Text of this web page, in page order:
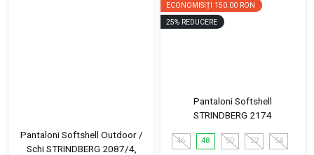
Pantaloni Softshell Outdoor /
Schi STRINDBERG 2087/4,
ECONOMISIȚI 150.00 RON
25% REDUCERE
Pantaloni Softshell
STRINDBERG 2174
46 48 50 52 54